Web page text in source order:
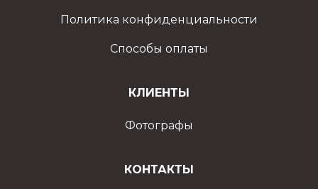
Политика конфиденциальности
Способы оплаты
КЛИЕНТЫ
Фотографы
КОНТАКТЫ